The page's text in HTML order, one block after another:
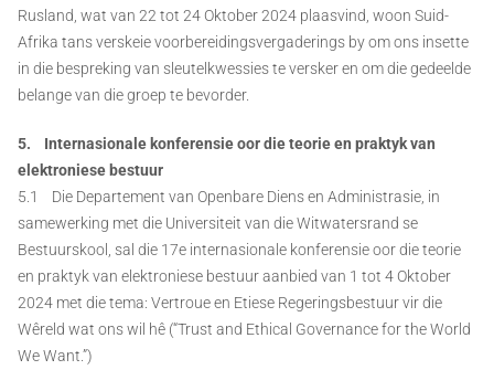
Rusland, wat van 22 tot 24 Oktober 2024 plaasvind, woon Suid-
Afrika tans verskeie voorbereidingsvergaderings by om ons insette
in die bespreking van sleutelkwessies te versker en om die gedeelde
belange van die groep te bevorder.
5. Internasionale konferensie oor die teorie en praktyk van
elektroniese bestuur
5.1 Die Departement van Openbare Diens en Administrasie, in
samewerking met die Universiteit van die Witwatersrand se
Bestuurskool, sal die 17e internasionale konferensie oor die teorie
en praktyk van elektroniese bestuur aanbied van 1 tot 4 Oktober
2024 met die tema: Vertroue en Etiese Regeringsbestuur vir die
Wêreld wat ons wil hê (“Trust and Ethical Governance for the World
We Want.”)